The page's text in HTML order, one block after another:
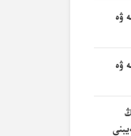
ۋە
ۋە